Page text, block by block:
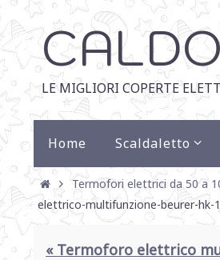
LE MIGLIORI COPERTE
Home Scaldaletto
Termofori elettrici da 50 a
elettrico-multifunzione-beurer-hk-
« Termoforo elettrico